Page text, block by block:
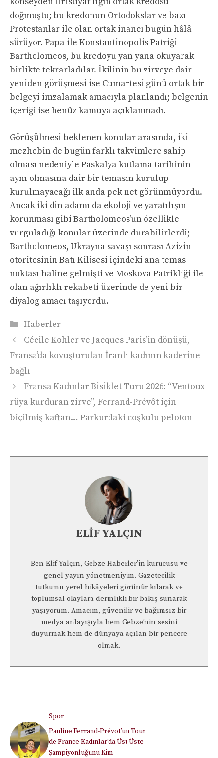
doğmuştu; bu kredonun Ortodokslar ve bazı
Protestanlar ile olan ortak inancı bugün hâlâ
sürüyor. Papa ile Konstantinopolis Patriği
Bartholomeos, bu kredoyu yan yana okuyarak
birlikte tekrarladılar. İkilinin bu zirveye dair
yeniden görüşmesi ise Cumartesi günü ortak bir
belgeyi imzalamak amacıyla planlandı; belgenin
içeriği ise henüz kamuya açıklanmadı.
Görüşülmesi beklenen konular arasında, iki
mezhebin de bugün farklı takvimlere sahip
olması nedeniyle Paskalya kutlama tarihinin
aynı olmasına dair bir temasın kurulup
kurulmayacağı ilk anda pek net görünmüyordu.
Ancak iki din adamı da ekoloji ve yaratılışın
korunması gibi Bartholomeos’un özellikle
vurguladığı konular üzerinde durabilirlerdi;
Bartholomeos, Ukrayna savaşı sonrası Azizin
otoritesinin Batı Kilisesi içindeki ana temas
noktası haline gelmişti ve Moskova Patrikliği ile
olan ağırlıklı rekabeti üzerinde de yeni bir
diyalog amacı taşıyordu.
Kategoriler
Haberler
Cécile Kohler ve Jacques Paris’in dönüşü,
Fransa’da kovuşturulan İranlı kadının kaderine
bağlı
Fransa Kadınlar Bisiklet Turu 2026: “Ventoux
rüya kurduran zirve”, Ferrand-Prévôt için
biçilmiş kaftan… Parkurdaki coşkulu peloton
ELIF YALÇIN
Ben Elif Yalçın, Gebze Haberler’in kurucusu ve
genel yayın yönetmeniyim. Gazetecilik
tutkumu yerel hikâyeleri görünür kılarak ve
toplumsal olaylara derinlikli bir bakış sunarak
yaşıyorum. Amacım, güvenilir ve bağımsız bir
medya anlayışıyla hem Gebze’nin sesini
duyurmak hem de dünyaya açılan bir pencere
olmak.
Spor
Pauline Ferrand-Prévot’un Tour
de France Kadınlar’da Üst Üste
Şampiyonluğunu Kim